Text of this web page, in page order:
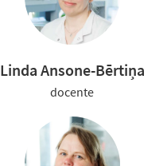
Linda Ansone-Bērtiņa
docente